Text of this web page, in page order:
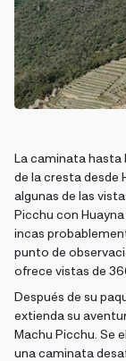
La caminata hasta
de la cresta desde
algunas de las
Picchu con
incas
punto de
ofrece vistas de
Después de su
extienda su
Machu Picchu. Se
una caminata